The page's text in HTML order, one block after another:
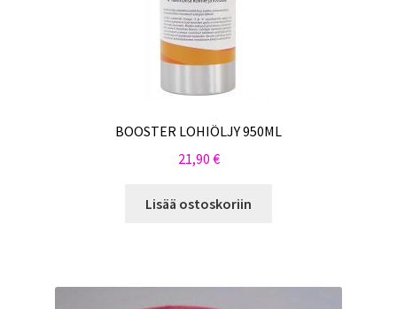
BOOSTER LOHIÖLJY 950ML
21,90 €
Lisää ostoskoriin